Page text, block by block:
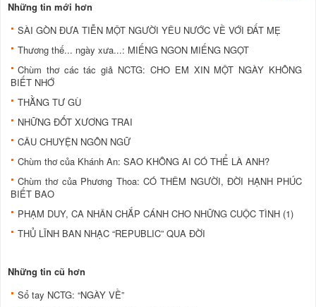
Những tin mới hơn
SÀI GÒN ĐƯA TIỄN MỘT NGƯỜI YÊU NƯỚC VỀ VỚI ĐẤT MẸ
Thương thế... ngày xưa...: MIẾNG NGON MIẾNG NGỌT
Chùm thơ các tác giả NCTG: CHO EM XIN MỘT NGÀY KHÔNG
BIẾT NHỚ
THẰNG TƯ GÙ
NHỮNG ĐỐT XƯƠNG TRAI
CÂU CHUYỆN NGÔN NGỮ
Chùm thơ của Khánh An: SAO KHÔNG AI CÓ THỂ LÀ ANH?
Chùm thơ của Phương Thoa: CÓ THÊM NGƯỜI, ĐỜI HẠNH PHÚC
BIẾT BAO
PHẠM DUY, CA NHÂN CHẮP CÁNH CHO NHỮNG CUỘC TÌNH (1)
THỦ LĨNH BAN NHẠC “REPUBLIC” QUA ĐỜI
Những tin cũ hơn
Sổ tay NCTG: “NGÀY VỀ”